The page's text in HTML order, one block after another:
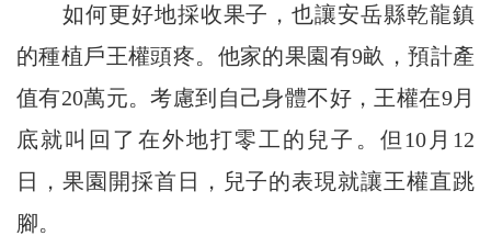
如何更好地採收果子，也讓安岳縣乾龍鎮
的種植戶王權頭疼。他家的果園有9畝，預計產
值有20萬元。考慮到自己身體不好，王權在9月
底就叫回了在外地打零工的兒子。但10月12
日，果園開採首日，兒子的表現就讓王權直跳
腳。